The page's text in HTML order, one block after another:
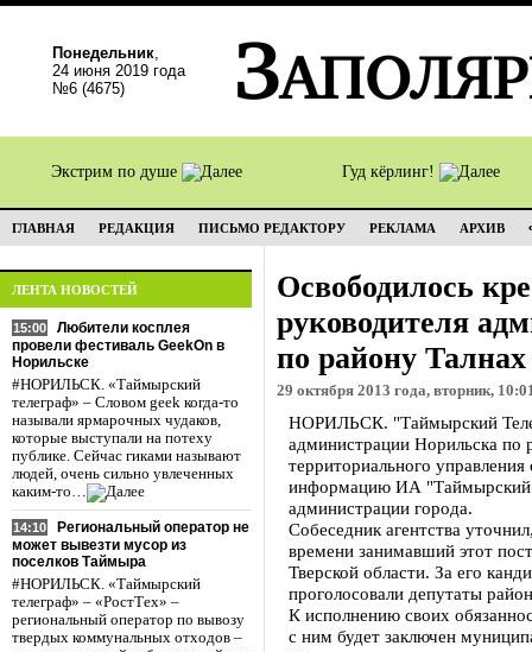
Понедельник,
24 июня 2019 года
№6 (4675)
Экстрим по душе Гуд кёрлинг!
ГЛАВНАЯ РЕДАКЦИЯ ПИСЬМО РЕДАКТОРУ РЕКЛАМА АРХИВ
ЛЕНТА НОВОСТЕЙ
15:00
Любители косплея
провели фестиваль GeekOn в
Норильске
#НОРИЛЬСК. «Таймырский
телеграф» – Словом geek когда-то
называли ярмарочных чудаков,
которые выступали на потеху
публике. Сейчас гиками называют
людей, очень сильно увлеченных
каким-то…
14:10
Региональный оператор не
может вывезти мусор из
поселков Таймыра
#НОРИЛЬСК. «Таймырский
телеграф» – «РостТех» –
региональный оператор по вывозу
твердых коммунальных отходов –
Освободилось
руководителя
по району Талнах
29 октября 2013 года, вторник,
НОРИЛЬСК. "Таймырский
администрации Норильска по
территориального
информацию ИА "Таймырский
администрации города.
Собеседник агентства
времени занимавший этот
Тверской области. За его
проголосовали депутаты
К исполнению своих
с ним будет заключен